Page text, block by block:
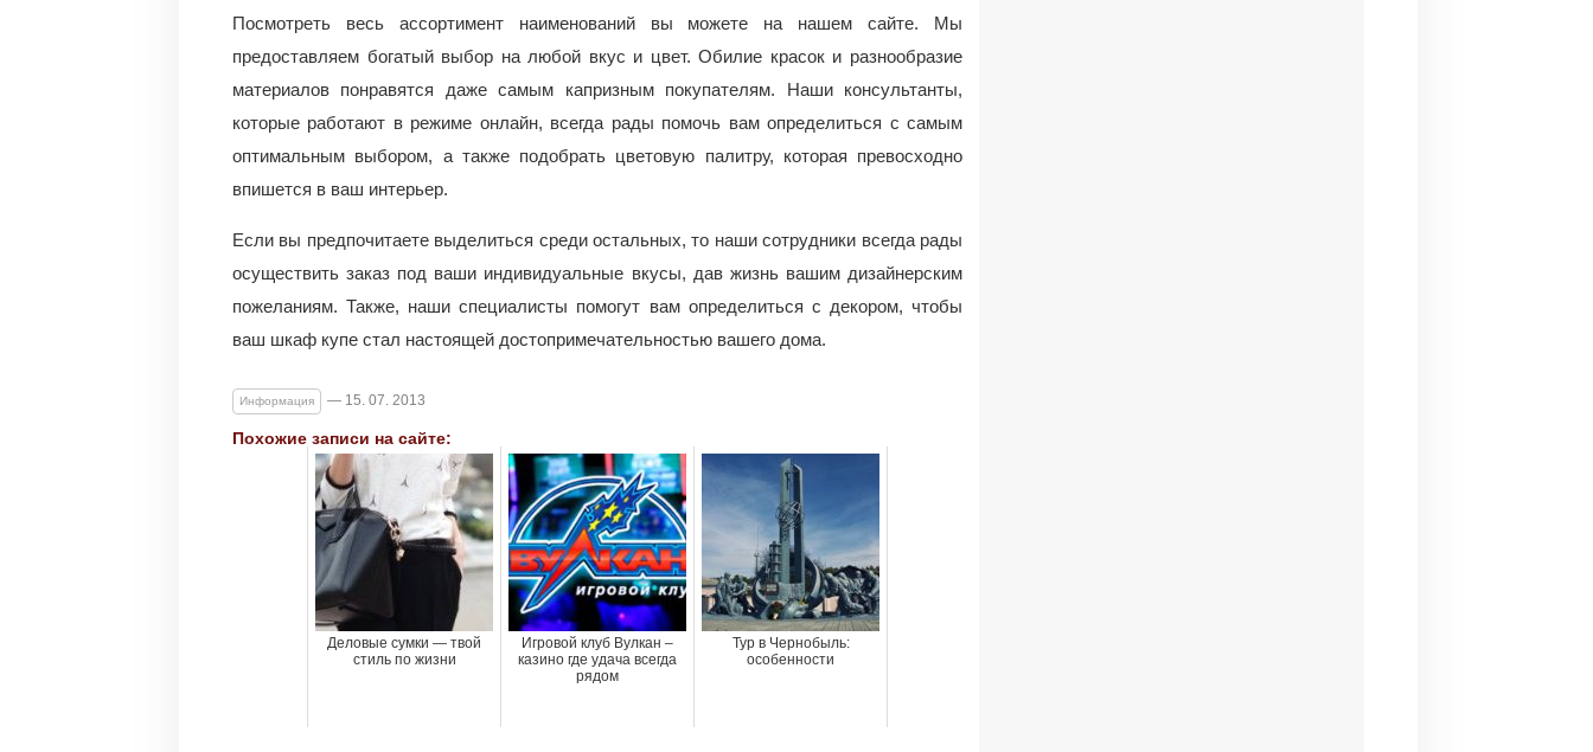
Посмотреть весь ассортимент наименований вы можете на нашем сайте. Мы
предоставляем богатый выбор на любой вкус и цвет. Обилие красок и разнообразие
материалов понравятся даже самым капризным покупателям. Наши консультанты,
которые работают в режиме онлайн, всегда рады помочь вам определиться с самым
оптимальным выбором, а также подобрать цветовую палитру, которая превосходно
впишется в ваш интерьер.
Если вы предпочитаете выделиться среди остальных, то наши сотрудники всегда рады
осуществить заказ под ваши индивидуальные вкусы, дав жизнь вашим дизайнерским
пожеланиям. Также, наши специалисты помогут вам определиться с декором, чтобы
ваш шкаф купе стал настоящей достопримечательностью вашего дома.
Информация — 15. 07. 2013
Похожие записи на сайте:
Деловые сумки — твой
стиль по жизни
Игровой клуб Вулкан –
казино где удача всегда
рядом
Тур в Чернобыль:
особенности